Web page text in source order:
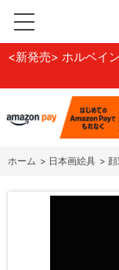
<新発売> ホルベイ
ホーム > 日本画絵具 >